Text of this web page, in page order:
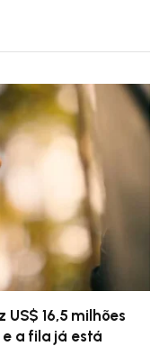
16,5 milhões
a fila já está